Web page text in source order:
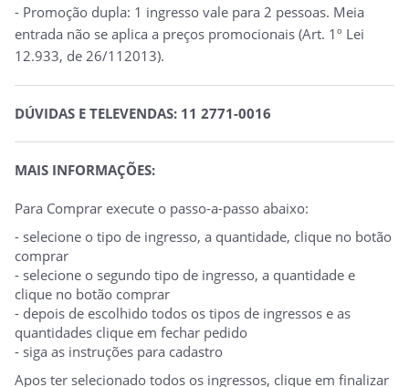
- Promoção dupla: 1 ingresso vale para 2 pessoas. Meia
entrada não se aplica a preços promocionais (Art. 1º Lei
12.933, de 26/112013).
DÚVIDAS E TELEVENDAS: 11 2771-0016
MAIS INFORMAÇÕES:
Para Comprar execute o passo-a-passo abaixo:
- selecione o tipo de ingresso, a quantidade, clique no botão
comprar
- selecione o segundo tipo de ingresso, a quantidade e
clique no botão comprar
- depois de escolhido todos os tipos de ingressos e as
quantidades clique em fechar pedido
- siga as instruções para cadastro
Apos ter selecionado todos os ingressos, clique em finalizar